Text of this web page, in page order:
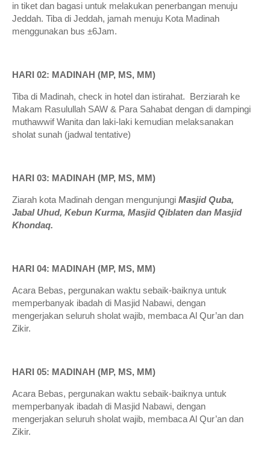
in tiket dan bagasi untuk melakukan penerbangan menuju
Jeddah. Tiba di Jeddah, jamah menuju Kota Madinah
menggunakan bus ±6Jam.
HARI 02: MADINAH (MP, MS, MM)
Tiba di Madinah, check in hotel dan istirahat. Berziarah ke
Makam Rasulullah SAW & Para Sahabat dengan di dampingi
muthawwif Wanita dan laki-laki kemudian melaksanakan
sholat sunah (jadwal tentative)
HARI 03: MADINAH (MP, MS, MM)
Ziarah kota Madinah dengan mengunjungi Masjid Quba,
Jabal Uhud, Kebun Kurma, Masjid Qiblaten dan Masjid
Khondaq.
HARI 04: MADINAH (MP, MS, MM)
Acara Bebas, pergunakan waktu sebaik-baiknya untuk
memperbanyak ibadah di Masjid Nabawi, dengan
mengerjakan seluruh sholat wajib, membaca Al Qur’an dan
Zikir.
HARI 05: MADINAH (MP, MS, MM)
Acara Bebas, pergunakan waktu sebaik-baiknya untuk
memperbanyak ibadah di Masjid Nabawi, dengan
mengerjakan seluruh sholat wajib, membaca Al Qur’an dan
Zikir.